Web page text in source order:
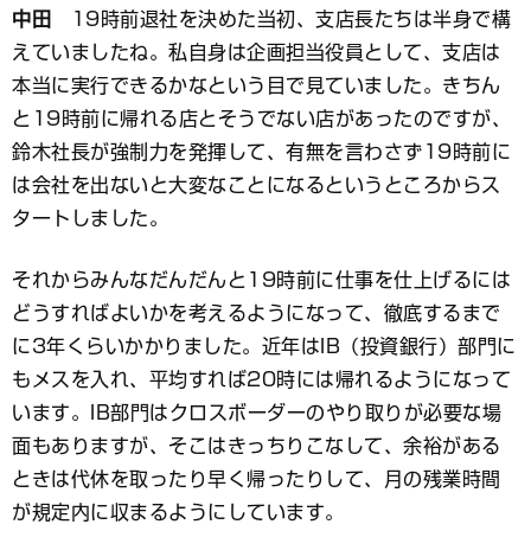
中田
19時前退社を決めた当初、支店長たちは半身で構
えていましたね。私自身は企画担当役員として、支店は
本当に実行できるかなという目で見ていました。きちん
と19時前に帰れる店とそうでない店があったのですが、
鈴木社長が強制力を発揮して、有無を言わさず19時前に
は会社を出ないと大変なことになるというところからス
タートしました。
それからみんなだんだんと19時前に仕事を仕上げるには
どうすればよいかを考えるようになって、徹底するまで
に3年くらいかかりました。近年はIB（投資銀行）部門に
もメスを入れ、平均すれば20時には帰れるようになって
います。IB部門はクロスボーダーのやり取りが必要な場
面もありますが、そこはきっちりこなして、余裕がある
ときは代休を取ったり早く帰ったりして、月の残業時間
が規定内に収まるようにしています。